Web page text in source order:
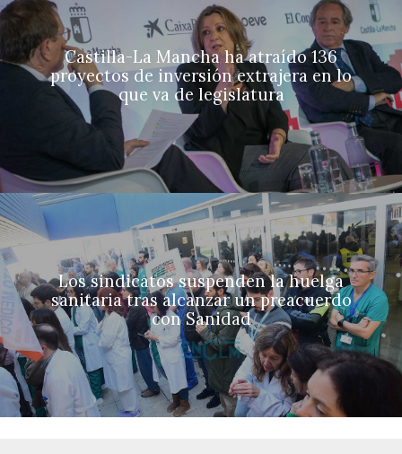
Castilla-La Mancha ha atraído 136
proyectos de inversión extrajera en lo
que va de legislatura
Los sindicatos suspenden la huelga
sanitaria tras alcanzar un preacuerdo
con Sanidad